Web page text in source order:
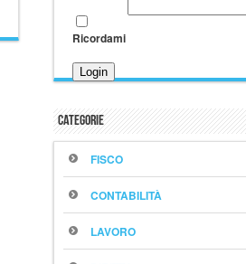
Ricordami
Categorie
FISCO
CONTABILITÀ
LAVORO